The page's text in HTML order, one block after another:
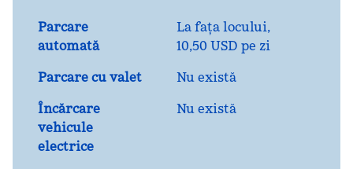
Parcare
automată
La fața locului,
10,50 USD pe zi
Parcare cu valet
Nu există
Încărcare
vehicule
electrice
Nu există